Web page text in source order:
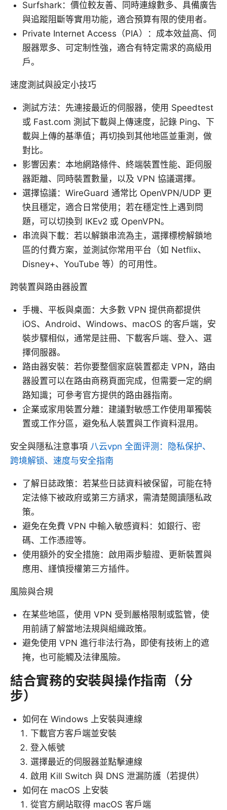
Surfshark：價位較友善、同時連線數多、具備廣告
與追蹤阻斷等實用功能，適合預算有限的使用者。
Private Internet Access（PIA）：成本效益高、伺
服器眾多、可定制性強，適合有特定需求的高級用
戶。
速度測試與設定小技巧
測試方法：先連接最近的伺服器，使用 Speedtest
或 Fast.com 測試下載與上傳速度，記錄 Ping、下
載與上傳的基準值；再切換到其他地區並重測，做
對比。
影響因素：本地網路條件、終端裝置性能、距伺服
器距離、同時裝置數量，以及 VPN 協議選擇。
選擇協議：WireGuard 通常比 OpenVPN/UDP 更
快且穩定，適合日常使用；若在穩定性上遇到問
題，可以切換到 IKEv2 或 OpenVPN。
串流與下載：若以解鎖串流為主，選擇標榜解鎖地
區的付費方案，並測試你常用平台（如 Netflix、
Disney+、YouTube 等）的可用性。
跨裝置與路由器設置
手機、平板與桌面：大多數 VPN 提供商都提供
iOS、Android、Windows、macOS 的客戶端，安
裝步驟相似，通常是註冊、下載客戶端、登入、選
擇伺服器。
路由器安裝：若你要整個家庭裝置都走 VPN，路由
器設置可以在路由商務頁面完成，但需要一定的網
路知識；可參考官方提供的路由器指南。
企業或家用裝置分離：建議對敏感工作使用單獨裝
置或工作分區，避免私人裝置與工作資料混用。
安全與隱私注意事項 八云vpn 全面评测：隐私保护、
跨境解锁、速度与安全指南
了解日誌政策：若某些日誌資料被保留，可能在特
定法條下被政府或第三方請求，需清楚閱讀隱私政
策。
避免在免費 VPN 中輸入敏感資料：如銀行、密
碼、工作憑證等。
使用額外的安全措施：啟用兩步驗證、更新裝置與
應用、謹慎授權第三方插件。
風險與合規
在某些地區，使用 VPN 受到嚴格限制或監管，使
用前請了解當地法規與組織政策。
避免使用 VPN 進行非法行為，即使有技術上的遮
掩，也可能觸及法律風險。
結合實務的安裝與操作指南（分
步）
如何在 Windows 上安裝與連線
下載官方客戶端並安裝
登入帳號
選擇最近的伺服器並點擊連線
啟用 Kill Switch 與 DNS 泄漏防護（若提供）
如何在 macOS 上安裝
從官方網站取得 macOS 客戶端